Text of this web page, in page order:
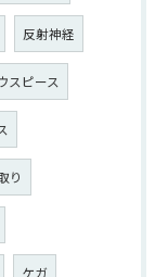
反射神経
スピース
り
ケガ